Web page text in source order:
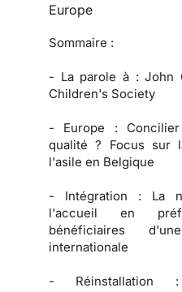
Europe
Sommaire :
- La parole à : John
Children's Society
- Europe :
qualité ? Focus sur
l'asile en Belgique
- Intégration : La
l'accueil en
bénéficiaires
internationale
- Réinstallation :